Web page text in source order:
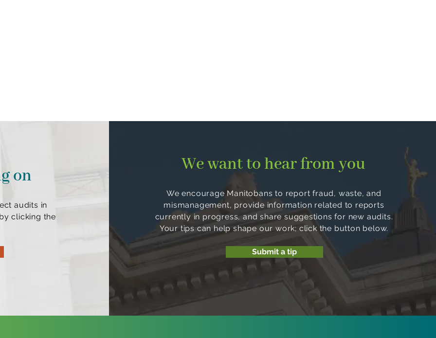
on
audits in
clicking the
We want to hear from you
We encourage Manitobans to report fraud, waste, and
mismanagement, provide information related to reports
currently in progress, and share suggestions for new audits.
Your tips can help shape our work; click the button below.
Submit a tip